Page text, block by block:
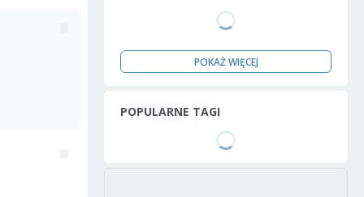
POKAŻ WIĘCEJ
POPULARNE TAGI